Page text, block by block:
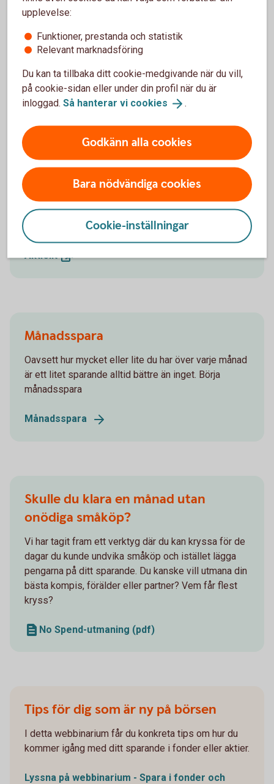
Ekonom för Finansiell hälsa
Investeringar innebär en risk. Fonder med riskklass 5-7
kan öka och minska kraftigt i värde. Faktablad,
informationsbroschyr och information om dina
Följ börsens utveckling
Följ utvecklingen på börsen i detalj på
Swedbank.se/aktiellt
Aktiellt
Månadsspara
Oavsett hur mycket eller lite du har över varje månad
är ett litet sparande alltid bättre än inget. Börja
månadsspara
Månadsspara
Skulle du klara en månad utan
onödiga småköp?
Vi har tagit fram ett verktyg där du kan kryssa för de
dagar du kunde undvika småköp och istället lägga
pengarna på ditt sparande. Du kanske vill utmana din
bästa kompis, förälder eller partner? Vem får flest
kryss?
No Spend-utmaning (pdf)
Tips för dig som är ny på börsen
I detta webbinarium får du konkreta tips om hur du
kommer igång med ditt sparande i fonder eller aktier.
Lyssna på webbinarium - Spara i fonder och
upplevelse:
Funktioner, prestanda och statistik
Relevant marknadsföring
Du kan ta tillbaka ditt cookie-medgivande när du vill,
på cookie-sidan eller under din profil när du är
inloggad. Så hanterar vi cookies .
Godkänn alla cookies
Bara nödvändiga cookies
Cookie-inställningar